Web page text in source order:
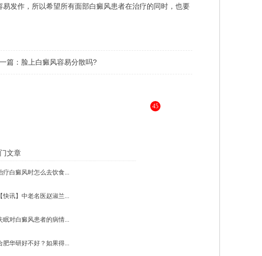
发作，所以希望所有面部白癜风患者在治疗的同时，也要
篇： 脸上白癜风容易分散吗?
45
文章
疗白癜风时怎么去饮食...
【快讯】中老名医赵淑兰...
眠对白癜风患者的病情...
肥华研好不好？如果得...